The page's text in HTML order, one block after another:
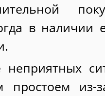
в наличии
неприятных
простоем из-